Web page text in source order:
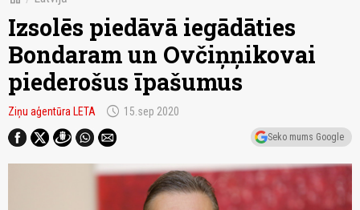
Izsolēs piedāvā iegādāties
Bondaram un Ovčiņņikovai
piederošus īpašumus
Ziņu aģentūra LETA schedule 15.sep 2020
Seko mums Google